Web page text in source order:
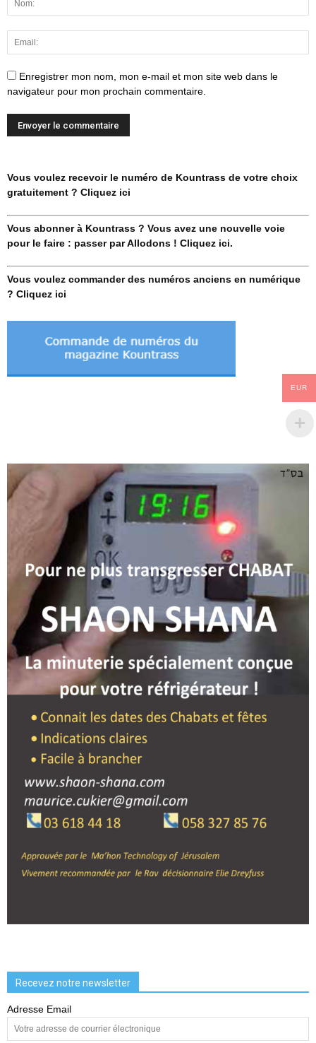
Enregistrer mon nom, mon e-mail et mon site web dans le
navigateur pour mon prochain commentaire.
Vous voulez recevoir le numéro de Kountrass de votre choix
gratuitement ? Cliquez ici
Vous abonner à Kountrass ? Vous avez une nouvelle voie
pour le faire : passer par Allodons ! Cliquez ici.
Vous voulez commander des numéros anciens en numérique
? Cliquez ici
Recevez notre newsletter
Adresse Email
EUR